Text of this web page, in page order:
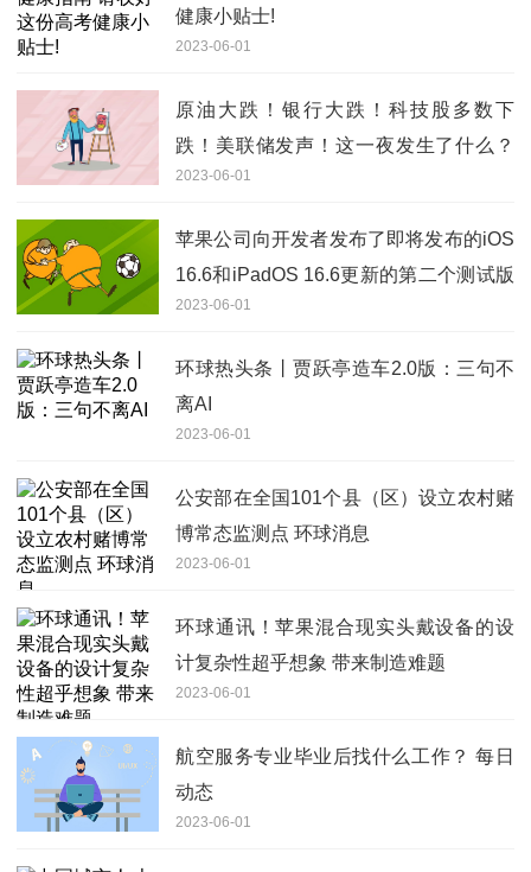
健康小贴士!
2023-06-01
原油大跌！银行大跌！科技股多数下
跌！美联储发声！这一夜发生了什么？
关注
2023-06-01
苹果公司向开发者发布了即将发布的iOS
16.6和iPadOS 16.6更新的第二个测试版
每日播报
2023-06-01
环球热头条丨贾跃亭造车2.0版：三句不
离AI
2023-06-01
公安部在全国101个县（区）设立农村赌
博常态监测点 环球消息
2023-06-01
环球通讯！苹果混合现实头戴设备的设
计复杂性超乎想象 带来制造难题
2023-06-01
航空服务专业毕业后找什么工作？ 每日
动态
2023-06-01